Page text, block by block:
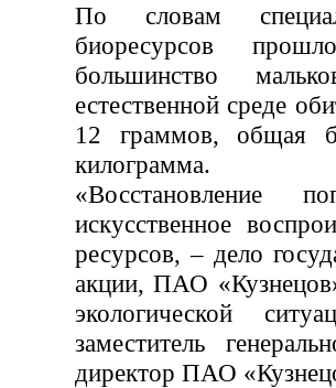
По словам
биоресурсов
большинство
естественной среде
12 граммов, общая
килограмма.
«Восстановление
искусственное
ресурсов, – дело
акции, ПАО
экологической
заместитель
директор ПАО